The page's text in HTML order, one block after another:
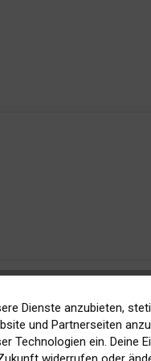
Dienste anzubieten,
und Partnerseiten
Technologien ein. Deine